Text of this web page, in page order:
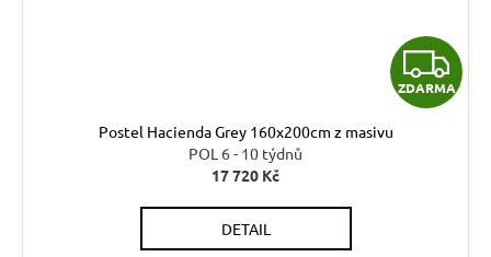
Z
D
ZDARMA
Postel Hacienda Grey 160x200cm z masivu
POL 6 - 10 týdnů
17 720 Kč
DETAIL